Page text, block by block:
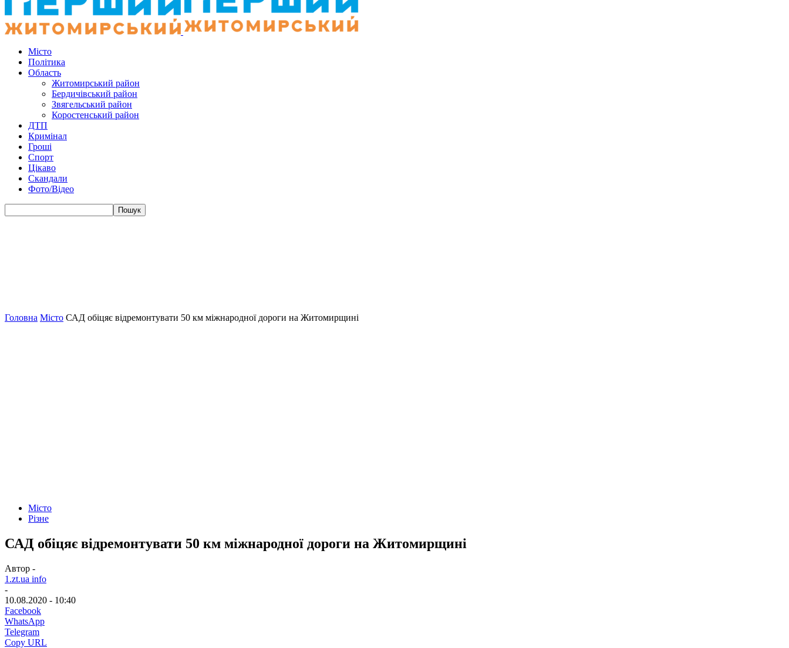
Місто
Політика
Область
Житомирський район
Бердичівський район
Звягельський район
Коростенський район
ДТП
Кримінал
Гроші
Спорт
Цікаво
Скандали
Фото/Відео
Головна Місто САД обіцяє відремонтувати 50 км міжнародної дороги на Житомирщині
Місто
Різне
САД обіцяє відремонтувати 50 км міжнародної дороги на Житомирщині
Автор -
1.zt.ua info
-
10.08.2020 - 10:40
Facebook
WhatsApp
Telegram
Copy URL